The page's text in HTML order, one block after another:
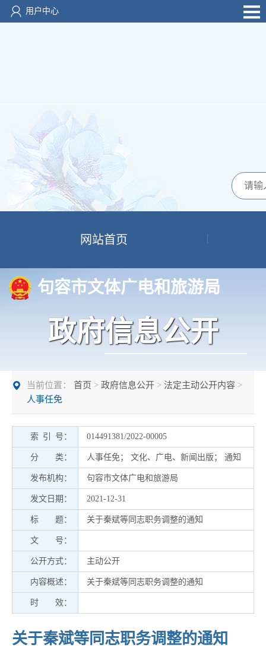
用户中心
网站首页
句容市文体广电和旅游局
政府信息公开
当前位置： 首页 > 政府信息公开 > 法定主动公开内容 >
人事任免
索 引 号： 014491381/2022-00005
分 类： 人事任免 ； 文化、广电、新闻出版 ； 通知
发布机构： 句容市文体广电和旅游局
发文日期： 2021-12-31
标 题： 关于秦斌等同志职务调整的通知
文 号：
公开方式： 主动公开
内容概述： 关于秦斌等同志职务调整的通知
时 效：
关于秦斌等同志职务调整的通知